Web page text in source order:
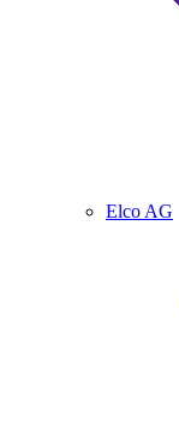
Elco AG